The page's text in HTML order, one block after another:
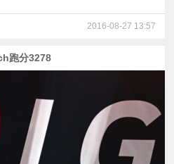
2016-08-27 13:57
跑分3278